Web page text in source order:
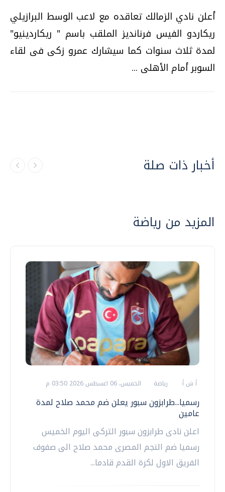
أعلن نادي الزمالك تعاقده مع لاعب الوسط البرازيلي
ريكاردو الفيس فرنانديز الملقب باسم " ريكاردينيو"
لمدة ثلاث سنوات كما سيشارك عمرو زكى فى لقاء
السوبر أمام الأهلى ...
أخبار ذات صلة
المزيد من رياضة
أ ش أ رياضة الخميس، 06 اغسطس 2026 03:50 م
رسميا...طرابزون سبور يعلن ضم محمد صلاح لمدة
عامين
اعلن نادى طرابزون سبور التركى اليوم الخميس
رسميا ضم النجم المصرى محمد صلاح الى صفوف
الفريق الاول لكرة القدم قادما...